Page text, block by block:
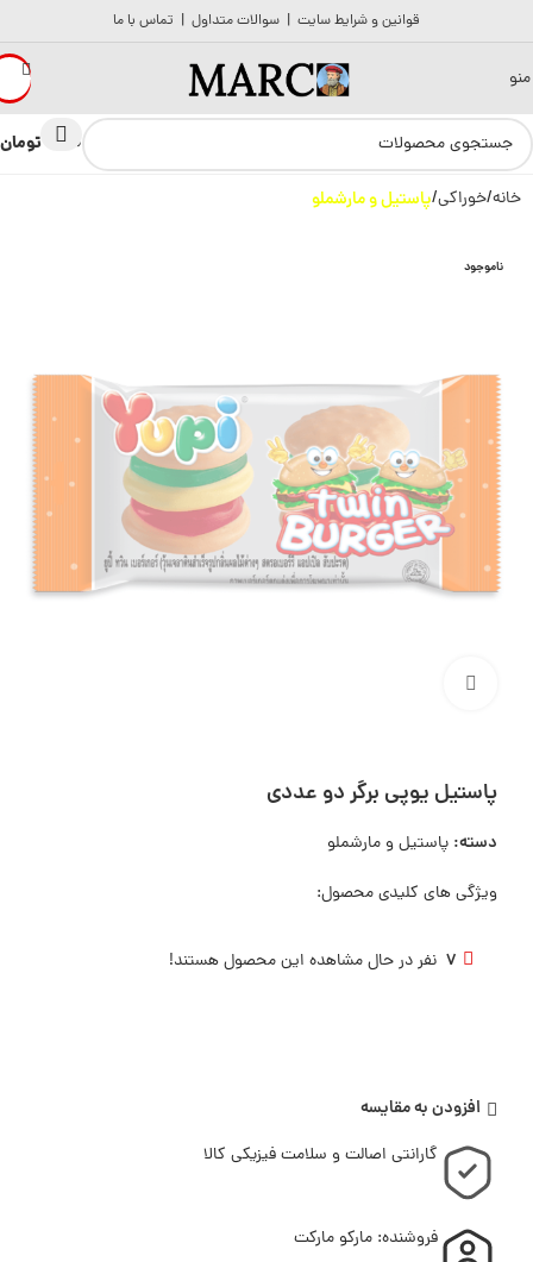
قوانین و شرایط سایت | سوالات متداول | تماس با ما
منو
0 تومان
خانه خوراکی پاستیل و مارشملو
ناموجود
پاستیل یوپی برگر دو عددی
دسته: پاستیل و مارشملو
ویژگی های کلیدی محصول:
7 نفر در حال مشاهده این محصول هستند!
افزودن به مقایسه
گارانتی اصالت و سلامت فیزیکی کالا
فروشنده: مارکو مارکت